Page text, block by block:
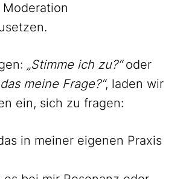
„Stimme ich zu?“oder
meine Frage?“, laden wir
ein, sich zu fragen:
in meiner eigenen Praxis